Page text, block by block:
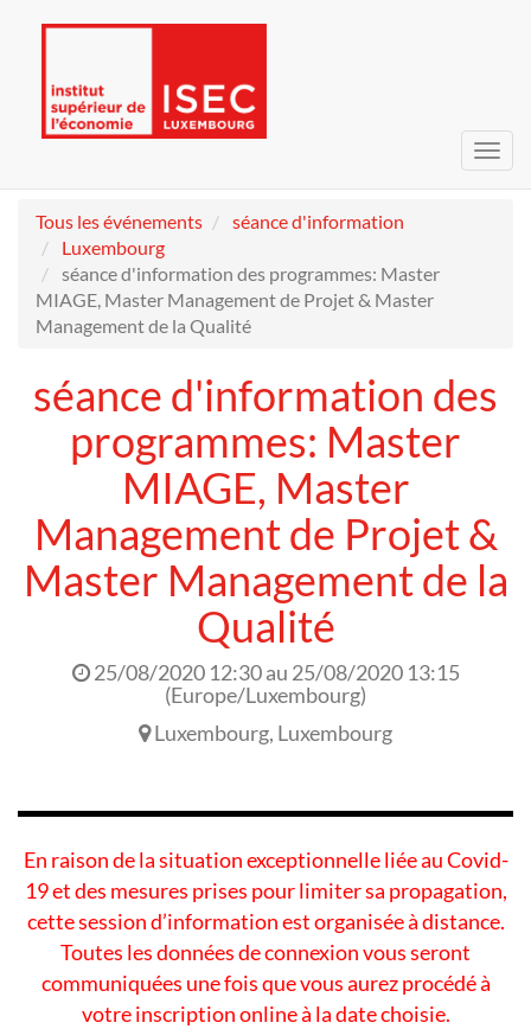
Tous les événements
séance d'information
Luxembourg
séance d'information des programmes: Master
MIAGE, Master Management de Projet & Master
Management de la Qualité
séance d'information des
programmes: Master
MIAGE, Master
Management de Projet &
Master Management de la
Qualité
25/08/2020 12:30au 25/08/2020 13:15
(Europe/Luxembourg)
Luxembourg, Luxembourg
En raison de la situation exceptionnelle liée au Covid-
19 et des mesures prises pour limiter sa propagation,
cette session d’information est organisée à distance.
Toutes les données de connexion vous seront
communiquées une fois que vous aurez procédé à
votre inscription online à la date choisie.